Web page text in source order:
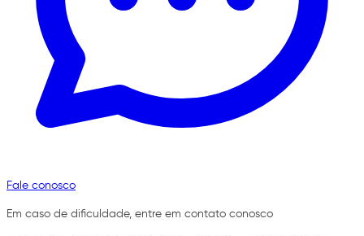
Fale conosco
Em caso de dificuldade, entre em contato conosco